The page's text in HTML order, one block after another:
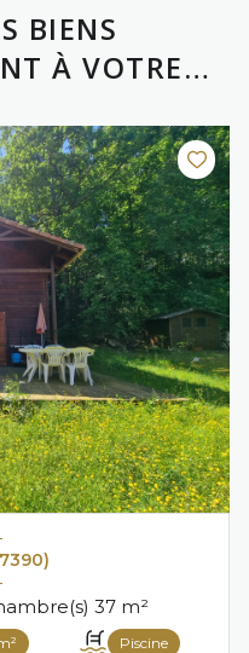
BIENS
À VOTRE
Chalet 3 pièce(s) 2 chambre(s) 37 m²
Piscine